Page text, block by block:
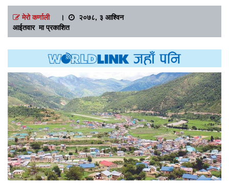
मेरो कर्णाली।
२०७८, ३ आश्विन
आईतवार मा प्रकाशित